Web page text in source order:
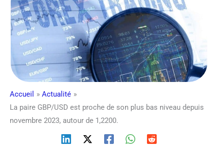
Accueil
Actualité
La paire GBP/USD est proche de son plus bas niveau depuis
novembre 2023, autour de 1,2200.